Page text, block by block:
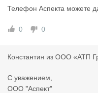
Телефон Аспекта можете
0 0
Константин из ООО «АТП
С уважением,
ООО "Аспект"